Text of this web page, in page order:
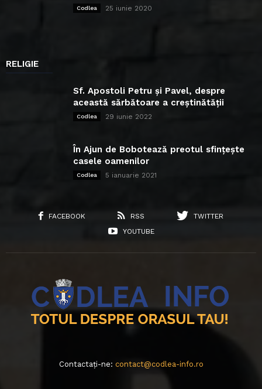
Codlea 25 iunie 2020
RELIGIE
Sf. Apostoli Petru și Pavel, despre
această sărbătoare a creștinătății
Codlea 29 iunie 2022
În Ajun de Bobotează preotul sfințește
casele oamenilor
Codlea 5 ianuarie 2021
FACEBOOK RSS
TWITTER
YOUTUBE
Contactați-ne: contact@codlea-info.ro